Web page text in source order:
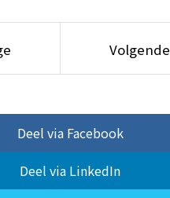
Volgende
Deel via Facebook
Deel via LinkedIn